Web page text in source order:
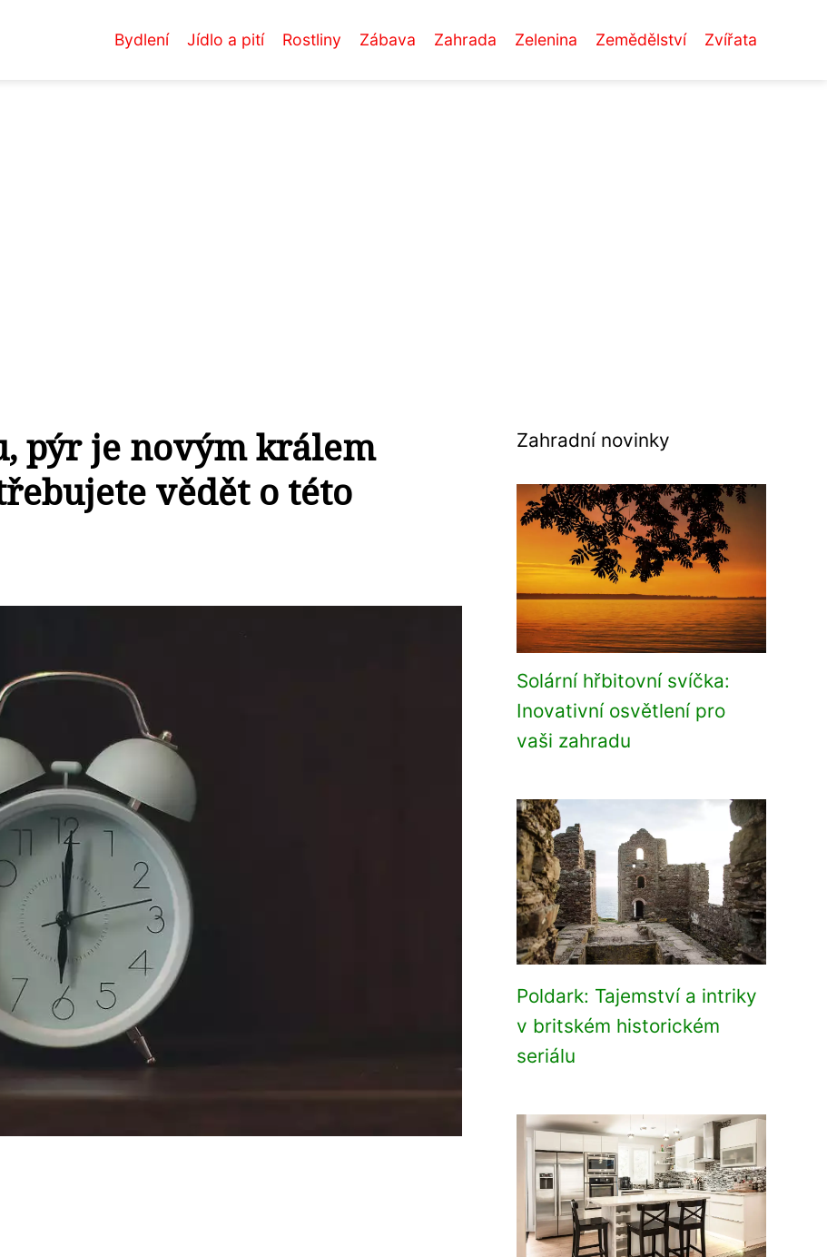
Bydlení Jídlo a pití Rostliny Zábava Zahrada Zelenina Zemědělství Zvířata
pýr je novým králem
vědět o této
Zahradní novinky
Solární hřbitovní svíčka:
Inovativní osvětlení pro
vaši zahradu
Poldark: Tajemství a intriky
v britském historickém
seriálu